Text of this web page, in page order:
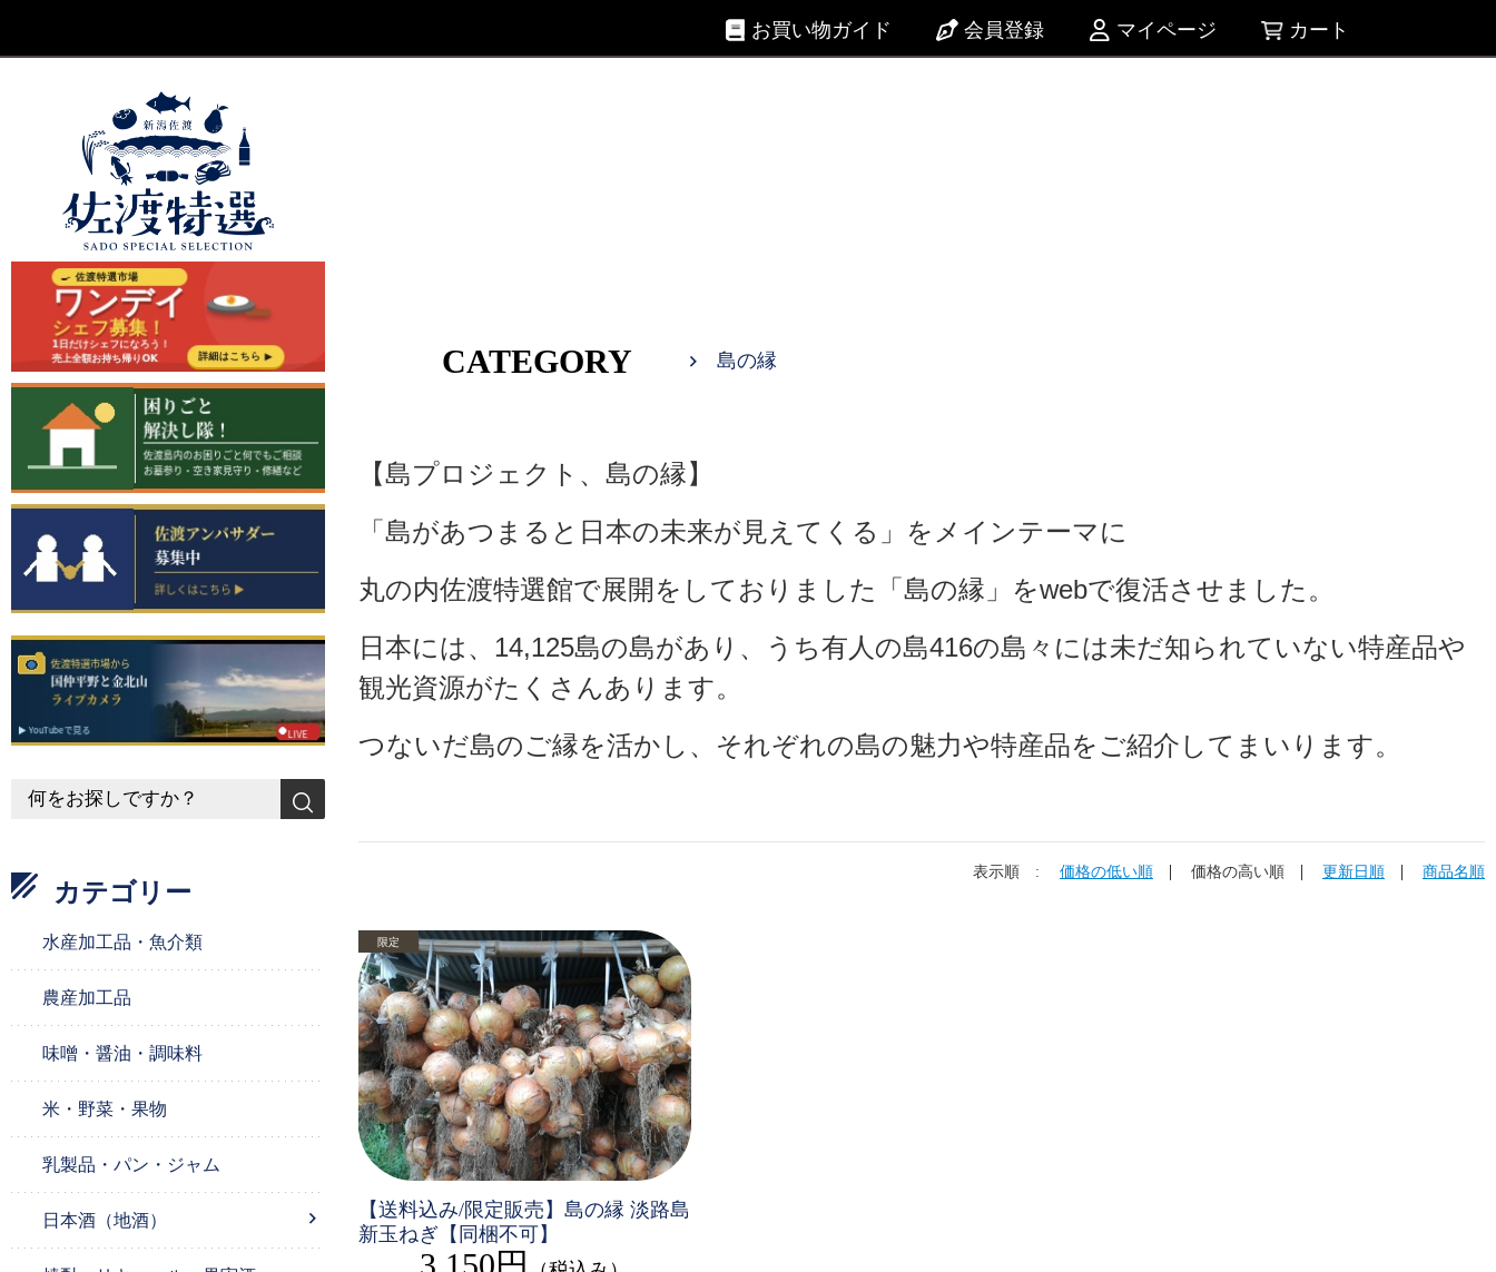
お買い物ガイド 会員登録 マイページ カート
CATEGORY 島の縁
【島プロジェクト、島の縁】
「島があつまると日本の未来が見えてくる」をメインテーマに
丸の内佐渡特選館で展開をしておりました「島の縁」をwebで復活させました。
日本には、14,125島の島があり、うち有人の島416の島々には未だ知られていない特産品や
観光資源がたくさんあります。
つないだ島のご縁を活かし、それぞれの島の魅力や特産品をご紹介してまいります。
表示順 : 価格の低い順 価格の高い順 更新日順 商品名順
【送料込み/限定販売】島の縁 淡路島
新玉ねぎ【同梱不可】
3,150円
カテゴリー
水産加工品・魚介類
農産加工品
味噌・醤油・調味料
米・野菜・果物
乳製品・パン・ジャム
日本酒（地酒）